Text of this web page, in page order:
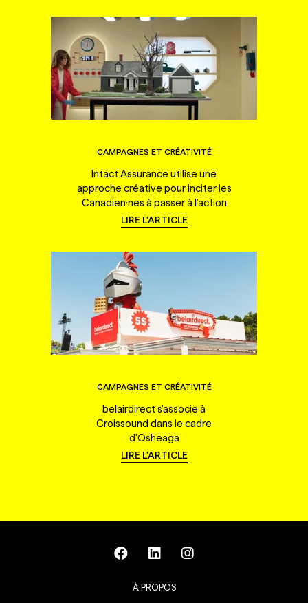
CAMPAGNES ET CRÉATIVITÉ
Intact Assurance utilise une
approche créative pour inciter les
Canadien·nes à passer à l'action
LIRE L'ARTICLE
CAMPAGNES ET CRÉATIVITÉ
belairdirect s'associe à
Croissound dans le cadre
d'Osheaga
LIRE L'ARTICLE
À PROPOS